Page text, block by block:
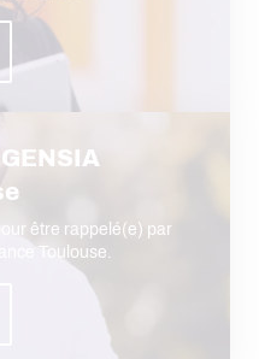
être rappelé(e) par
Toulouse.